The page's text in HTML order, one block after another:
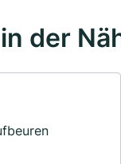
der